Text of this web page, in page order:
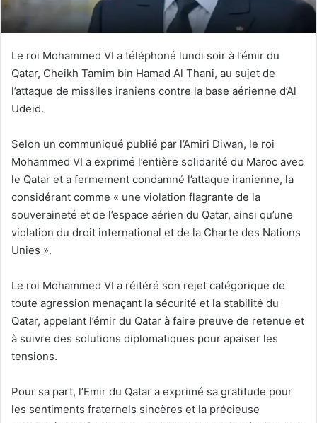
Le roi Mohammed VI a téléphoné lundi soir à l’émir du
Qatar, Cheikh Tamim bin Hamad Al Thani, au sujet de
l’attaque de missiles iraniens contre la base aérienne d’Al
Udeid.
Selon un communiqué publié par l’Amiri Diwan, le roi
Mohammed VI a exprimé l’entière solidarité du Maroc avec
le Qatar et a fermement condamné l’attaque iranienne, la
considérant comme « une violation flagrante de la
souveraineté et de l’espace aérien du Qatar, ainsi qu’une
violation du droit international et de la Charte des Nations
Unies ».
Le roi Mohammed VI a réitéré son rejet catégorique de
toute agression menaçant la sécurité et la stabilité du
Qatar, appelant l’émir du Qatar à faire preuve de retenue et
à suivre des solutions diplomatiques pour apaiser les
tensions.
Pour sa part, l’Emir du Qatar a exprimé sa gratitude pour
les sentiments fraternels sincères et la précieuse